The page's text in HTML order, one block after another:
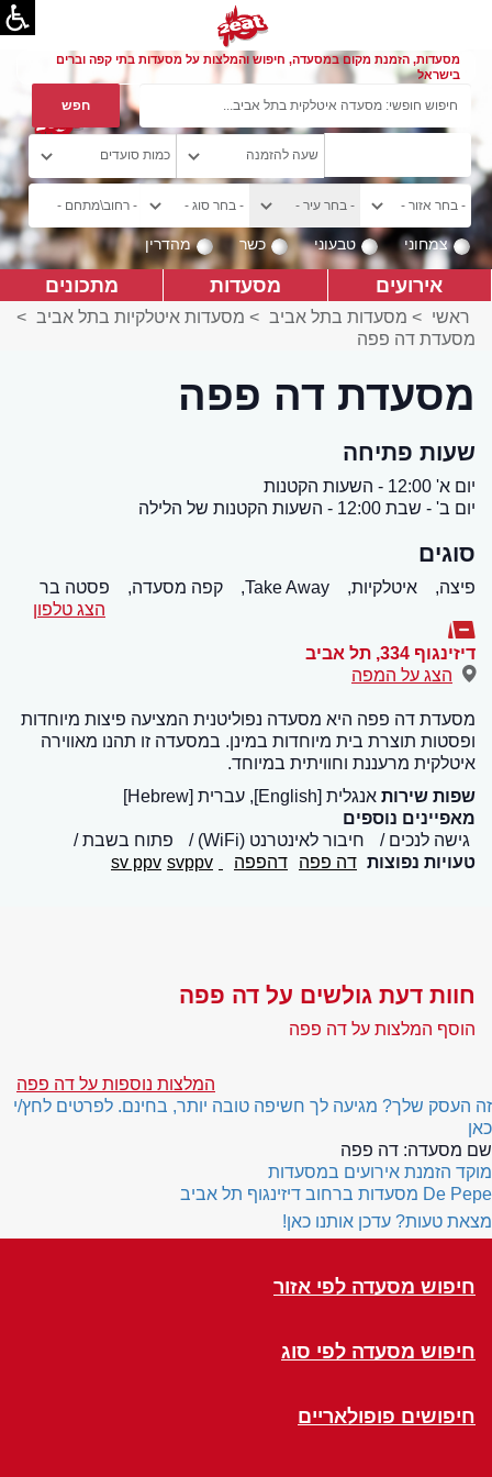
מסעדות, הזמנת מקום במסעדה, חיפוש והמלצות על מסעדות בתי קפה וברים
בישראל
צמחוני טבעוני כשר מהדרין
אירועים מסעדות מתכונים
ראשי > מסעדות בתל אביב > מסעדות איטלקיות בתל אביב >
מסעדת דה פפה
מסעדת דה פפה
שעות פתיחה
יום א' 12:00 - השעות הקטנות
יום ב' - שבת 12:00 - השעות הקטנות של הלילה
סוגים
פיצה, איטלקיות, Take Away, קפה מסעדה,
פסטה בר
הצג טלפון
דיזינגוף 334 , תל אביב
הצג על המפה
מסעדת דה פפה היא מסעדה נפוליטנית המציעה פיצות מיוחדות
ופסטות תוצרת בית מיוחדות במינן. במסעדה זו תהנו מאווירה
איטלקית מרעננת וחוויתית במיוחד.
שפות שירות אנגלית [English], עברית [Hebrew]
מאפיינים נוספים
גישה לנכים
חיבור לאינטרנט (WiFi)
פתוח בשבת
טעויות נפוצות דה פפה דהפפה svppv
חוות דעת גולשים על דה פפה
הוסף המלצות על דה פפה
המלצות נוספות על דה פפה
זה העסק שלך? מגיעה לך חשיפה טובה יותר, בחינם. לפרטים לחץ/י
כאן
שם מסעדה: דה פפה
מוקד הזמנת אירועים במסעדות
De Pepe מסעדות ברחוב דיזינגוף תל אביב
מצאת טעות? עדכן אותנו כאן!
חיפוש מסעדה לפי אזור
חיפוש מסעדה לפי סוג
חיפושים פופולאריים